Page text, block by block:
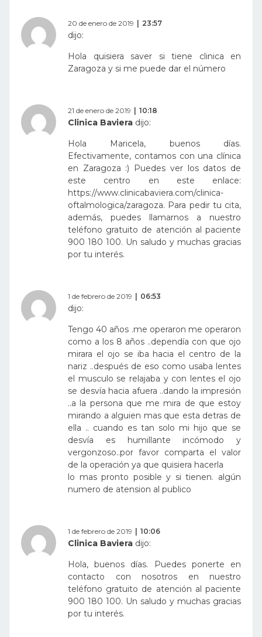
20 de enero de 2019 23:57
dijo:
Hola quisiera saver si tiene clinica en
Zaragoza y si me puede dar el número
21 de enero de 2019 10:18
Clinica Baviera dijo:
Hola Maricela, buenos días.
Efectivamente, contamos con una clínica
en Zaragoza :) Puedes ver los datos de
este centro en este enlace:
https://www.clinicabaviera.com/clinica-
oftalmologica/zaragoza. Para pedir tu cita,
además, puedes llamarnos a nuestro
teléfono gratuito de atención al paciente
900 180 100. Un saludo y muchas gracias
por tu interés.
1 de febrero de 2019 06:53
dijo:
Tengo 40 años .me operaron me operaron
como a los 8 años ..dependía con que ojo
mirara el ojo se iba hacia el centro de la
nariz ..después de eso como usaba lentes
el musculo se relajaba y con lentes el ojo
se desvía hacia afuera ..dando la impresión
..a la persona que me mira de que estoy
mirando a alguien mas que esta detras de
ella .. cuando es tan solo mi hijo que se
desvía es humillante incómodo y
vergonzoso..por favor comparta el valor
de la operación ya que quisiera hacerla
lo mas pronto posible y si tienen. algún
numero de atension al publico
1 de febrero de 2019 10:06
Clinica Baviera dijo:
Hola, buenos días. Puedes ponerte en
contacto con nosotros en nuestro
teléfono gratuito de atención al paciente
900 180 100. Un saludo y muchas gracias
por tu interés.